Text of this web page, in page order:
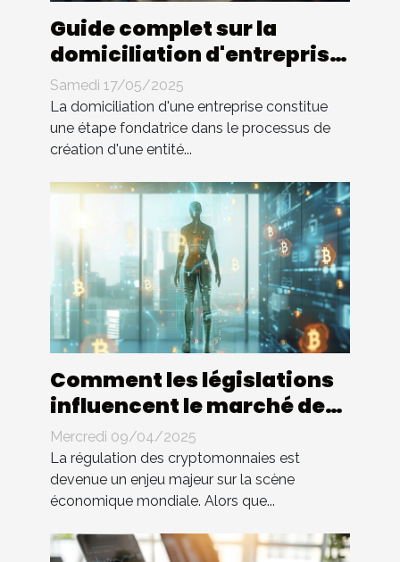
Guide complet sur la
domiciliation d'entreprise
en Tunisie
Samedi 17/05/2025
La domiciliation d'une entreprise constitue
une étape fondatrice dans le processus de
création d'une entité...
Comment les législations
influencent le marché des
cryptomonnaies
Mercredi 09/04/2025
La régulation des cryptomonnaies est
devenue un enjeu majeur sur la scène
économique mondiale. Alors que...